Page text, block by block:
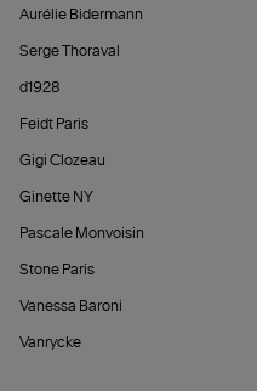
Aurélie Bidermann
Serge Thoraval
d1928
Feidt Paris
Gigi Clozeau
Ginette NY
Pascale Monvoisin
Stone Paris
Vanessa Baroni
Vanrycke